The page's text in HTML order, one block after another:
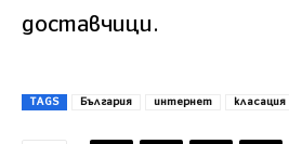
доставчици.
TAGS България интернет класация